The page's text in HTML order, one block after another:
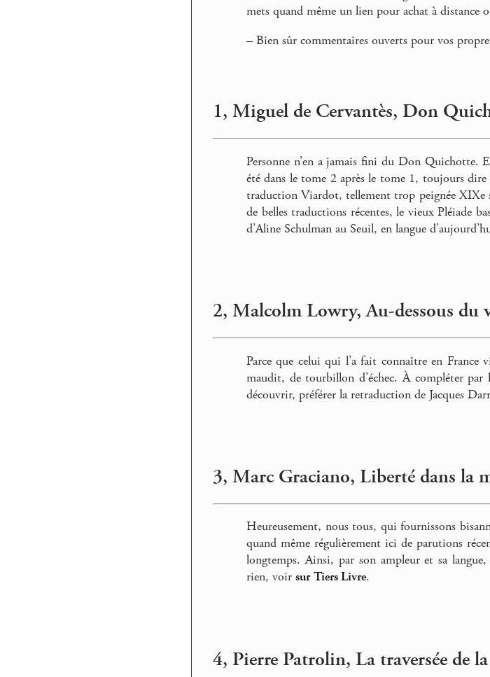
mets quand même un lien pour achat à distance
– Bien sûr commentaires ouverts pour vos
1, Miguel de Cervantès, Don
Personne n’en a jamais fini du Don Quichotte.
été dans le tome 2 après le tome 1, toujours
traduction Viardot, tellement trop peignée XIXe
de belles traductions récentes, le vieux Pléiade
d’Aline Schulman au Seuil, en langue
2, Malcolm Lowry, Au-dessous du
Parce que celui qui l’a fait connaître en
maudit, de tourbillon d’échec. À compléter
découvrir, préférer la retraduction de Jacques
3, Marc Graciano, Liberté dans la
Heureusement, nous tous, qui fournissons
quand même régulièrement ici de parutions
longtemps. Ainsi, par son ampleur et sa
rien, voir sur Tiers Livre.
4, Pierre Patrolin, La traversée de